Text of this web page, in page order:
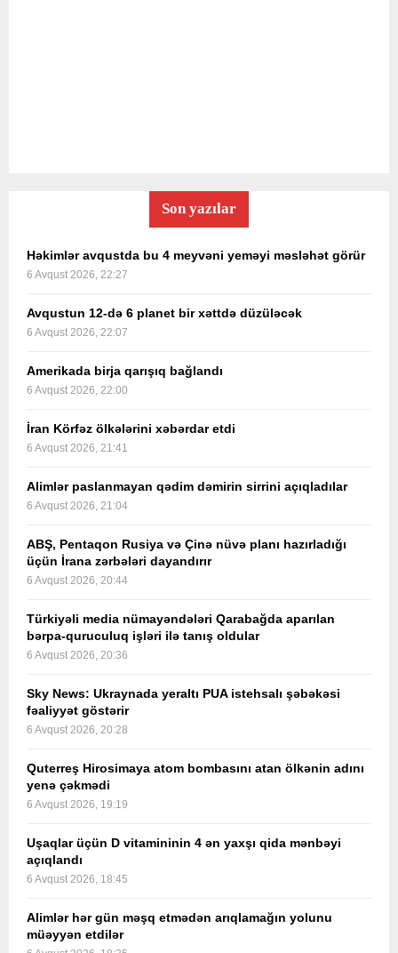
Son yazılar
Həkimlər avqustda bu 4 meyvəni yeməyi məsləhət görür
6 Avqust 2026, 22:27
Avqustun 12-də 6 planet bir xəttdə düzüləcək
6 Avqust 2026, 22:07
Amerikada birja qarışıq bağlandı
6 Avqust 2026, 22:00
İran Körfəz ölkələrini xəbərdar etdi
6 Avqust 2026, 21:41
Alimlər paslanmayan qədim dəmirin sirrini açıqladılar
6 Avqust 2026, 21:04
ABŞ, Pentaqon Rusiya və Çinə nüvə planı hazırladığı
üçün İrana zərbələri dayandırır
6 Avqust 2026, 20:44
Türkiyəli media nümayəndələri Qarabağda aparılan
bərpa-quruculuq işləri ilə tanış oldular
6 Avqust 2026, 20:36
Sky News: Ukraynada yeraltı PUA istehsalı şəbəkəsi
fəaliyyət göstərir
6 Avqust 2026, 20:28
Quterreş Hirosimaya atom bombasını atan ölkənin adını
yenə çəkmədi
6 Avqust 2026, 19:19
Uşaqlar üçün D vitamininin 4 ən yaxşı qida mənbəyi
açıqlandı
6 Avqust 2026, 18:45
Alimlər hər gün məşq etmədən arıqlamağın yolunu
müəyyən etdilər